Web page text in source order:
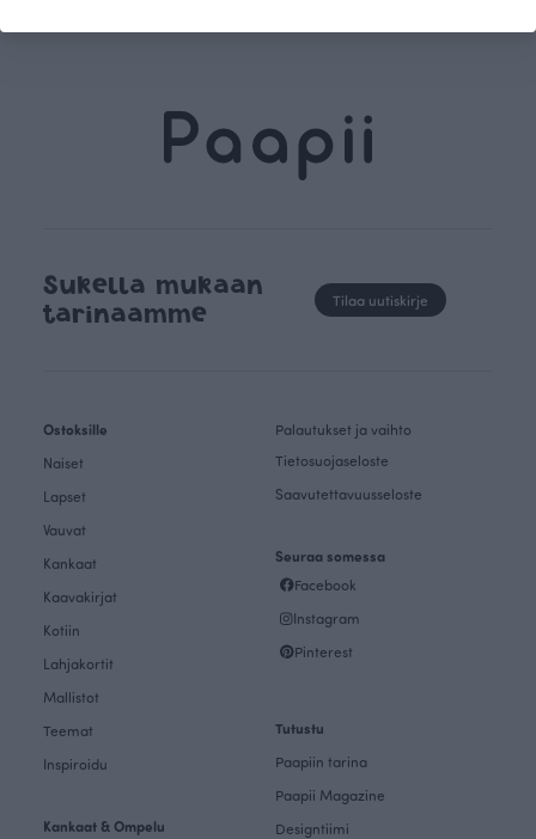
Sukella mukaan
tarinaamme
Tilaa uutiskirje
Ostoksille
Naiset
Lapset
Vauvat
Kankaat
Kaavakirjat
Kotiin
Lahjakortit
Mallistot
Teemat
Inspiroidu
Kankaat & Ompelu
Palautukset ja vaihto
Tietosuojaseloste
Saavutettavuusseloste
Seuraa somessa
Facebook
Instagram
Pinterest
Tutustu
Paapiin tarina
Paapii Magazine
Designtiimi